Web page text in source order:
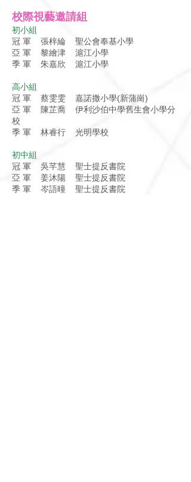
校際視藝邀請組
初小組
冠 軍 張梓綸 聖公會奉基小學
亞 軍 黎繪津 滬江小學
季 軍 朱嘉欣 滬江小學
高小組
冠 軍 蔡雯雯 嘉諾撒小學(新蒲崗)
亞 軍 陳芷喬 伊利沙伯中學舊生會小學分
校
季 軍 林睿行 光明學校
初中組
冠 軍 吳芊慧 聖士提反書院
亞 軍 姜沐陽 聖士提反書院
季 軍 岑語曈 聖士提反書院